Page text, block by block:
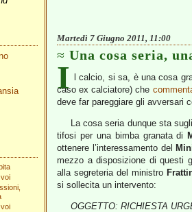
Martedì 7 Giugno 2011, 11:00
Una cosa seria,
I
l calcio, si sa, è una cosa
caso ex calciatore) che
deve far pareggiare gli avversari
La cosa seria dunque sta
tifosi per una bimba granata di
ottenere l’interessamento del
mezzo a disposizione di questi
alla segreteria del ministro
si sollecita un intervento:
OGGETTO: RICHIESTA